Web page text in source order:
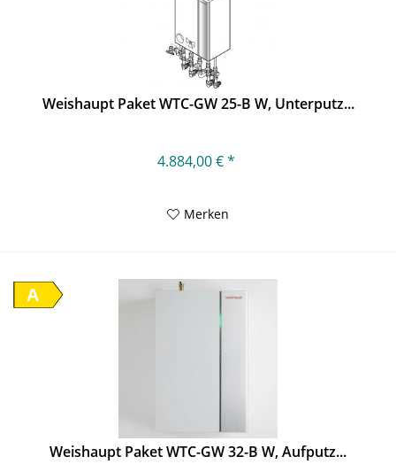
Weishaupt Paket WTC-GW 25-B W, Unterputz...
4.884,00 € *
Merken
A
Weishaupt Paket WTC-GW 32-B W, Aufputz...